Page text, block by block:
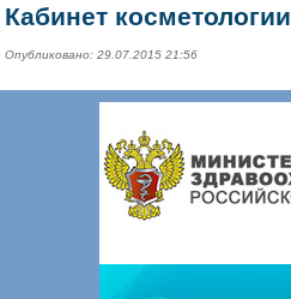
Кабинет косметологии
Опубликовано: 29.07.2015 21:56